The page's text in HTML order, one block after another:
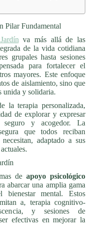
Pilar Fundamental
va más allá de las
de la vida cotidiana
grupales hasta sesiones
para fortalecer el
mayores. Este enfoque
de aislamiento, sino que
unida y solidaria.
la terapia personalizada,
de explorar y expresar
seguro y acogedor. La
que todos reciban
adaptado a sus
deapoyo psicológico
abarcar una amplia gama
bienestar mental. Estos
a, terapia cognitivo-
y sesiones de
efectivas en mejorar la